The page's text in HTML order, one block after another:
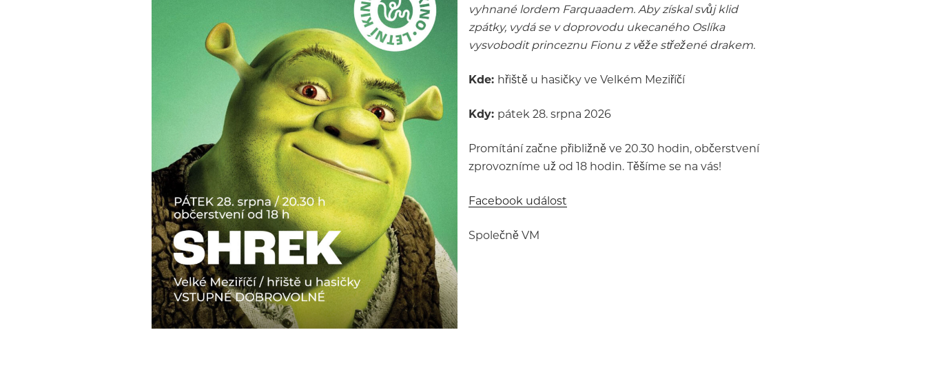
vyhnané lordem Farquaadem. Aby získal svůj klid
zpátky, vydá se v doprovodu ukecaného Oslíka
vysvobodit princeznu Fionu z věže střežené drakem.
Kde: hřiště u hasičky ve Velkém Meziříčí
Kdy: pátek 28. srpna 2026
Promítání začne přibližně ve 20.30 hodin, občerstvení
zprovozníme už od 18 hodin. Těšíme se na vás!
Facebook událost
Společně VM